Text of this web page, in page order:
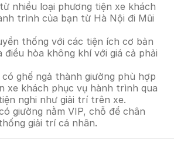
nhiều loại phương tiện xe khách
trình của bạn từ Hà Nội đi Mũi
thống với các tiện ích cơ bản
điều hòa không khí với giá cả phải
có ghế ngả thành giường phù hợp
xe khách phục vụ hành trình qua
nghi như giải trí trên xe.
giường nằm VIP, chỗ để chân
giải trí cá nhân.